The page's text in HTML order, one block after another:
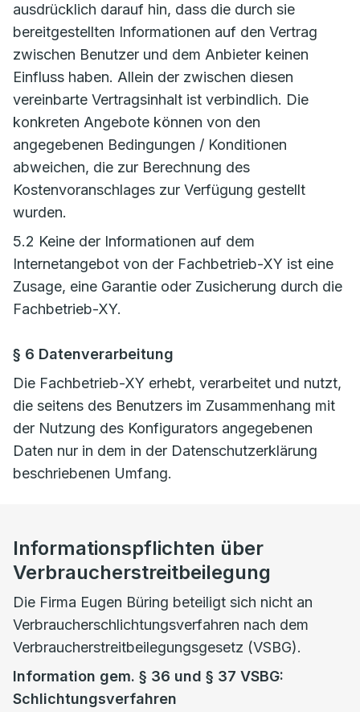
ausdrücklich darauf hin, dass die durch sie
bereitgestellten Informationen auf den Vertrag
zwischen Benutzer und dem Anbieter keinen
Einfluss haben. Allein der zwischen diesen
vereinbarte Vertragsinhalt ist verbindlich. Die
konkreten Angebote können von den
angegebenen Bedingungen / Konditionen
abweichen, die zur Berechnung des
Kostenvoranschlages zur Verfügung gestellt
wurden.
5.2 Keine der Informationen auf dem
Internetangebot von der Fachbetrieb-XY ist eine
Zusage, eine Garantie oder Zusicherung durch die
Fachbetrieb-XY.
§ 6 Datenverarbeitung
Die Fachbetrieb-XY erhebt, verarbeitet und nutzt,
die seitens des Benutzers im Zusammenhang mit
der Nutzung des Konfigurators angegebenen
Daten nur in dem in der Datenschutzerklärung
beschriebenen Umfang.
Informationspflichten über
Verbraucherstreitbeilegung
Die Firma Eugen Büring beteiligt sich nicht an
Verbraucherschlichtungsverfahren nach dem
Verbraucherstreitbeilegungsgesetz (VSBG).
Information gem. § 36 und § 37 VSBG:
Schlichtungsverfahren